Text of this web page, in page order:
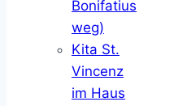
Bonifatius
weg)
Kita St.
Vincenz
im Haus